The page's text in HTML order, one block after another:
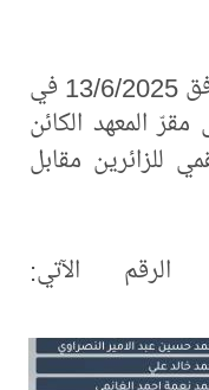
ويقام الاختبار يوم الجمعة الموافق 13/6/2025 في
المعهد الكائن
للزائرين مقابل
الرقم الآتي: